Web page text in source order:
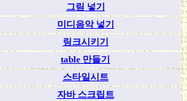
그림 넣기
미디음악 넣기
링크시키기
table 만들기
스타일시트
자바 스크립트